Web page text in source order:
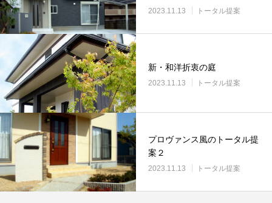
2023.11.13 トータル提案
新・和洋折衷の庭
2023.11.13 トータル提案
プロヴァンス風のトータル提
案２
2023.11.13 トータル提案